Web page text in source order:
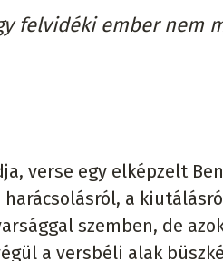
felvidéki ember nem
verse egy elképzelt
a
szemben, de
a versbéli alak